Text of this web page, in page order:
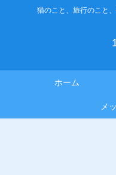
猫のこと、旅行のこと
ホーム
メ